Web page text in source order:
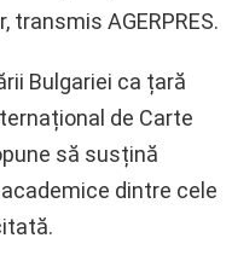
AGERPRES.
Bulgariei ca țară
de Carte
să susțină
dintre cele